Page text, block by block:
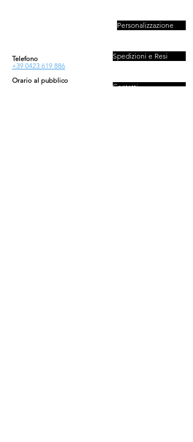
Telefono
+39 0423 619 886
Orario al pubblico
Personalizzazione
Spedizioni e Resi
Contatti